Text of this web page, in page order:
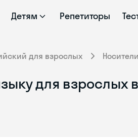
Детям Репетиторы
для взрослых Носители
для взрослых